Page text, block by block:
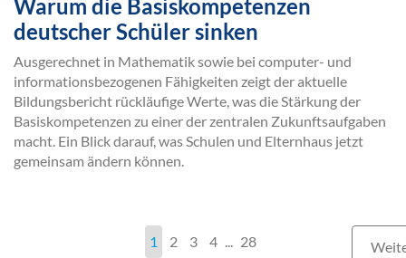
Warum die Basiskompetenzen
deutscher Schüler sinken
Ausgerechnet in Mathematik sowie bei computer- und
informationsbezogenen Fähigkeiten zeigt der aktuelle
Bildungsbericht rückläufige Werte, was die Stärkung der
Basiskompetenzen zu einer der zentralen Zukunftsaufgaben
macht. Ein Blick darauf, was Schulen und Elternhaus jetzt
gemeinsam ändern können.
1 2 3 4 ... 28